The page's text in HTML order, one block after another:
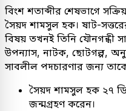
বিংশ শতাব্দীর শেষভাগে
সৈয়দ শামসুল হক। ষাট-
বিষয় তখনই তিনি যৌনগন্ধী
উপন্যাস, নাটক, ছোটগল্প,
সাবলীল পদচারণার জন্য
সৈয়দ শামসুল হক ২৭
জন্মগ্রহণ করেন।